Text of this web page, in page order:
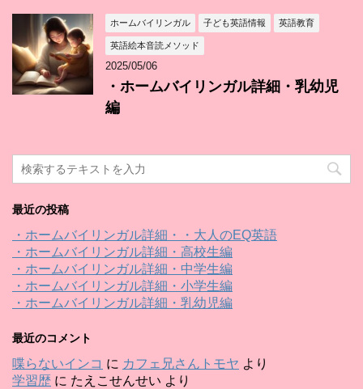
ホームバイリンガル 子ども英語情報 英語教育
英語絵本音読メソッド
2025/05/06
・ホームバイリンガル詳細・乳幼児
編
最近の投稿
・ホームバイリンガル詳細・・大人のEQ英語
・ホームバイリンガル詳細・高校生編
・ホームバイリンガル詳細・中学生編
・ホームバイリンガル詳細・小学生編
・ホームバイリンガル詳細・乳幼児編
最近のコメント
喋らないインコ に カフェ兄さんトモヤ より
学習歴 に たえこせんせい より